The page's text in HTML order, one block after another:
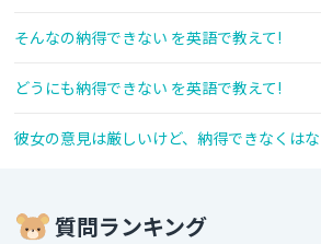
そんなの納得できない を英語で教えて!
どうにも納得できない を英語で教えて!
彼女の意見は厳しいけど、納得できなくは
質問ランキング